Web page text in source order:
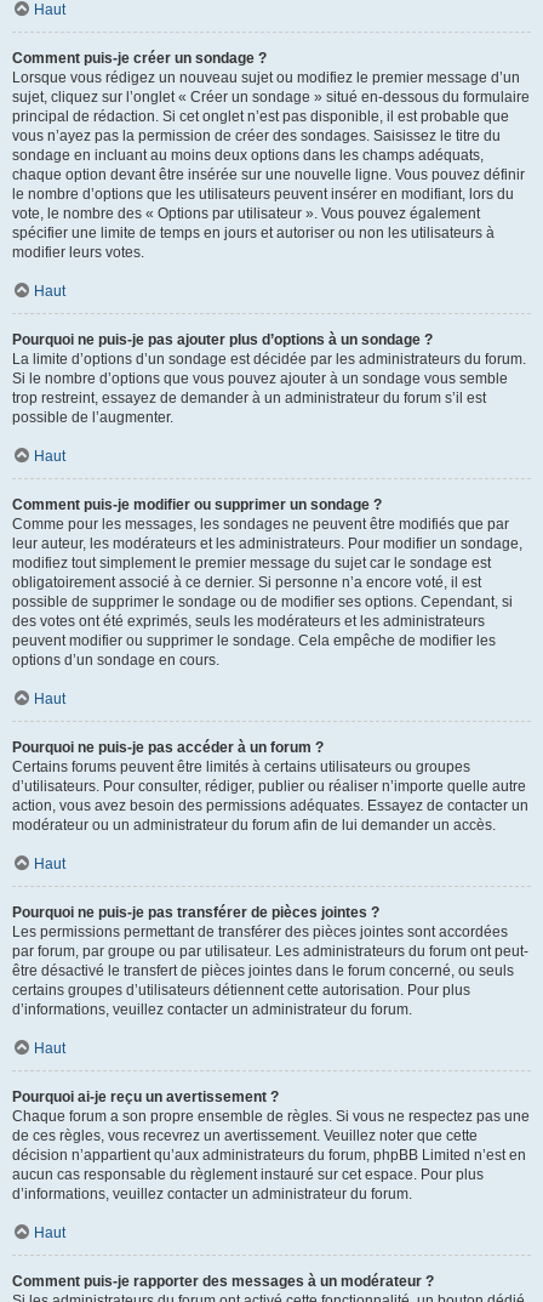
Haut
Comment puis-je créer un sondage ?
Lorsque vous rédigez un nouveau sujet ou modifiez le premier message d’un
sujet, cliquez sur l’onglet « Créer un sondage » situé en-dessous du formulaire
principal de rédaction. Si cet onglet n’est pas disponible, il est probable que
vous n’ayez pas la permission de créer des sondages. Saisissez le titre du
sondage en incluant au moins deux options dans les champs adéquats,
chaque option devant être insérée sur une nouvelle ligne. Vous pouvez définir
le nombre d’options que les utilisateurs peuvent insérer en modifiant, lors du
vote, le nombre des « Options par utilisateur ». Vous pouvez également
spécifier une limite de temps en jours et autoriser ou non les utilisateurs à
modifier leurs votes.
Haut
Pourquoi ne puis-je pas ajouter plus d’options à un sondage ?
La limite d’options d’un sondage est décidée par les administrateurs du forum.
Si le nombre d’options que vous pouvez ajouter à un sondage vous semble
trop restreint, essayez de demander à un administrateur du forum s’il est
possible de l’augmenter.
Haut
Comment puis-je modifier ou supprimer un sondage ?
Comme pour les messages, les sondages ne peuvent être modifiés que par
leur auteur, les modérateurs et les administrateurs. Pour modifier un sondage,
modifiez tout simplement le premier message du sujet car le sondage est
obligatoirement associé à ce dernier. Si personne n’a encore voté, il est
possible de supprimer le sondage ou de modifier ses options. Cependant, si
des votes ont été exprimés, seuls les modérateurs et les administrateurs
peuvent modifier ou supprimer le sondage. Cela empêche de modifier les
options d’un sondage en cours.
Haut
Pourquoi ne puis-je pas accéder à un forum ?
Certains forums peuvent être limités à certains utilisateurs ou groupes
d’utilisateurs. Pour consulter, rédiger, publier ou réaliser n’importe quelle autre
action, vous avez besoin des permissions adéquates. Essayez de contacter un
modérateur ou un administrateur du forum afin de lui demander un accès.
Haut
Pourquoi ne puis-je pas transférer de pièces jointes ?
Les permissions permettant de transférer des pièces jointes sont accordées
par forum, par groupe ou par utilisateur. Les administrateurs du forum ont peut-
être désactivé le transfert de pièces jointes dans le forum concerné, ou seuls
certains groupes d’utilisateurs détiennent cette autorisation. Pour plus
d’informations, veuillez contacter un administrateur du forum.
Haut
Pourquoi ai-je reçu un avertissement ?
Chaque forum a son propre ensemble de règles. Si vous ne respectez pas une
de ces règles, vous recevrez un avertissement. Veuillez noter que cette
décision n’appartient qu’aux administrateurs du forum, phpBB Limited n’est en
aucun cas responsable du règlement instauré sur cet espace. Pour plus
d’informations, veuillez contacter un administrateur du forum.
Haut
Comment puis-je rapporter des messages à un modérateur ?